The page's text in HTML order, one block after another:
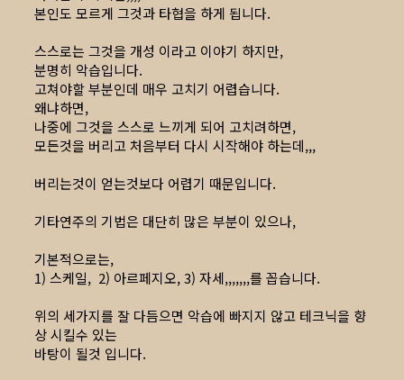
본인도 모르게 그것과 타협을 하게 됩니다.
스스로는 그것을 개성 이라고 이야기 하지만,
분명히 악습입니다.
고쳐야할 부분인데 매우 고치기 어렵습니다.
왜냐하면,
나중에 그것을 스스로 느끼게 되어 고치려하면,
모든것을 버리고 처음부터 다시 시작해야 하는데,,,
버리는것이 얻는것보다 어렵기 때문입니다.
기타연주의 기법은 대단히 많은 부분이 있으나,
기본적으로는,
1) 스케일, 2) 아르페지오, 3) 자세,,,,,,,를 꼽습니다.
위의 세가지를 잘 다듬으면 악습에 빠지지 않고 테크닉을 향
상 시킬수 있는
바탕이 될것 입니다.